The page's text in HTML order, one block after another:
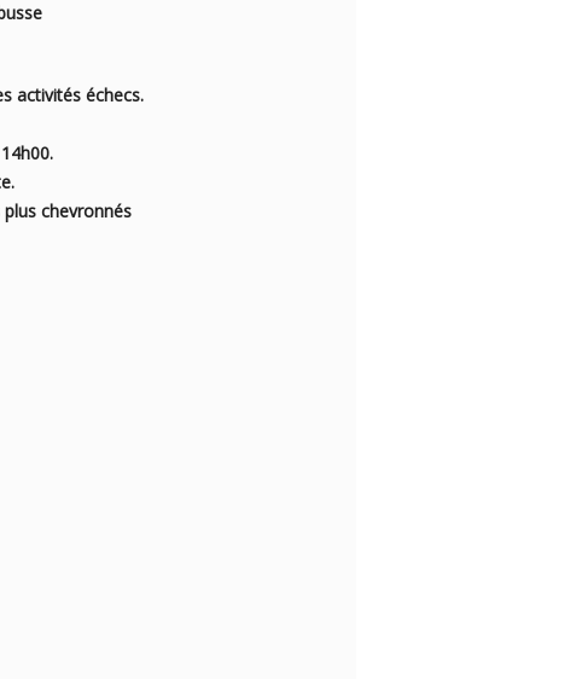
activités échecs.
chevronnés